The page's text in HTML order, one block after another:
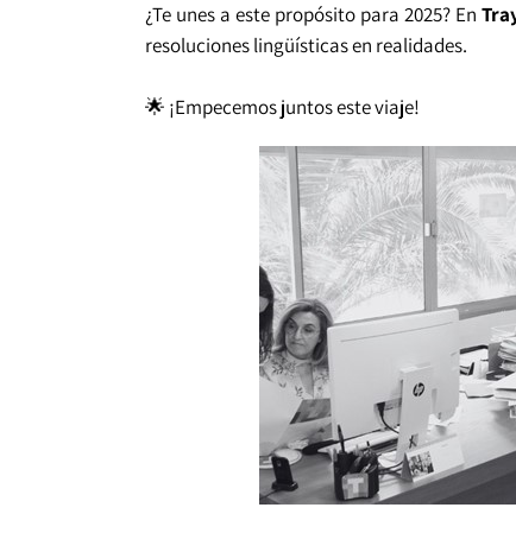
¿Te unes a este propósito para 2025? En
resoluciones lingüísticas en realidades.
🌟 ¡Empecemos juntos este viaje!